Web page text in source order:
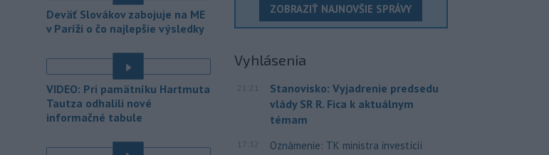
k tendru na prevádzkovanie
ambulancií záchrannej zdravotnej
služby (ZZS). Na odbornej úrovni ho
chce predstaviť v krátkom čase.
- Dvaja 17-roční mladíci čelia
obvineniu z obzvlášť závažného
zločinu vraždy v štádiu pokusu. Stíhaní
sú za brutálny útok na vodiča
taxislužby v Seredi, ku ktorému došlo
Deväť Slovákov zabojuje na ME
v Paríži o čo najlepšie výsledky
VIDEO: Pri pamätníku Hartmuta
Tautza odhalili nové
informačné tabule
ZOBRAZIŤ NAJNOVŠIE SPRÁVY
Vyhlásenia
21:21
Stanovisko: Vyjadrenie predsedu
vlády SR R. Fica k aktuálnym
témam
17:32
Oznámenie: TK ministra investícií